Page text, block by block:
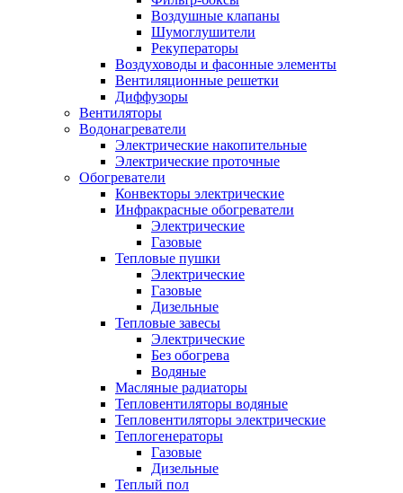
Воздушные клапаны
Шумоглушители
Рекуператоры
Воздуховоды и фасонные элементы
Вентиляционные решетки
Диффузоры
Вентиляторы
Водонагреватели
Электрические накопительные
Электрические проточные
Обогреватели
Конвекторы электрические
Инфракрасные обогреватели
Электрические
Газовые
Тепловые пушки
Электрические
Газовые
Дизельные
Тепловые завесы
Электрические
Без обогрева
Водяные
Масляные радиаторы
Тепловентиляторы водяные
Тепловентиляторы электрические
Теплогенераторы
Газовые
Дизельные
Теплый пол